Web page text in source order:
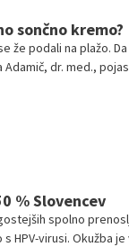
sončno kremo?
že podali na plažo.
dr. med.,
% Slovencev
spolno
HPV-virusi. Okužba